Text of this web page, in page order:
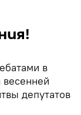
в
депутатов